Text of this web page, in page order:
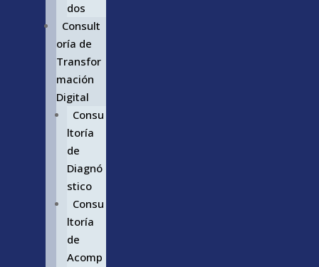
dos
Consult
oría de
Transfor
mación
Digital
Consu
ltoría
de
Diagnó
stico
Consu
ltoría
de
Acomp